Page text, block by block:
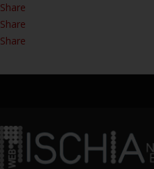
Share
Share
Share